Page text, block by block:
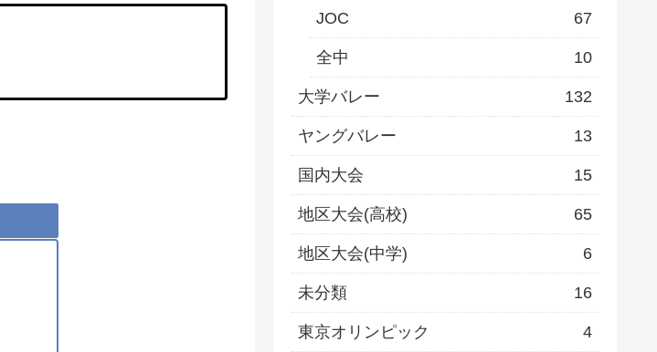
JOC 67
全中 10
大学バレー 132
ヤングバレー 13
国内大会 15
地区大会(高校) 65
地区大会(中学) 6
未分類 16
東京オリンピック 4